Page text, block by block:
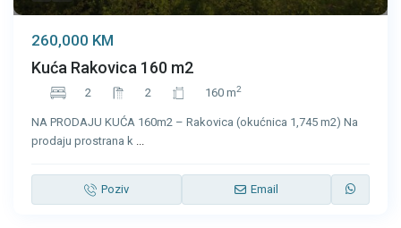
260,000 KM
Kuća Rakovica 160 m2
2 2 160 m2
NA PRODAJU KUĆA 160m2 – Rakovica (okućnica 1,745 m2) Na
prodaju prostrana k ...
Poziv Email